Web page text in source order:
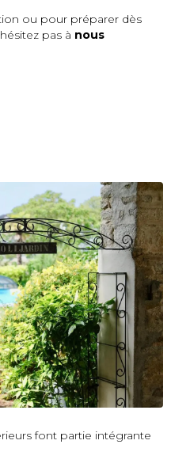
ou pour préparer dès
pas à nous
font partie intégrante